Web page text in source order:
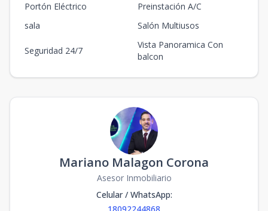
Portón Eléctrico
Preinstación A/C
sala
Salón Multiusos
Seguridad 24/7
Vista Panoramica Con
balcon
Mariano Malagon Corona
Asesor Inmobiliario
Celular / WhatsApp: